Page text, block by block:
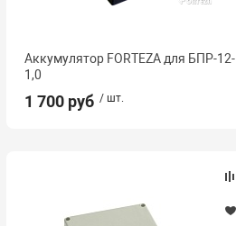
Аккумулятор FORTEZA для БПР-12-
1,0
1 700 руб / шт.